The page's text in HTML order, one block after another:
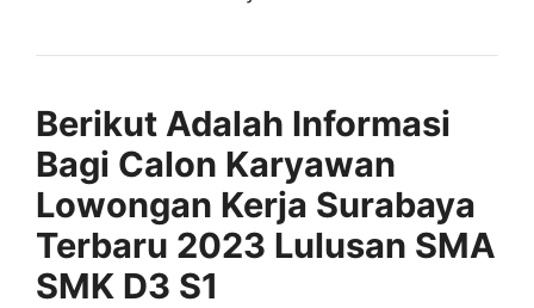
Berikut Adalah Informasi
Bagi Calon Karyawan
Lowongan Kerja Surabaya
Terbaru 2023 Lulusan SMA
SMK D3 S1